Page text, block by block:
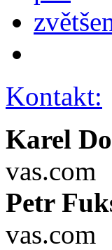
Kontakt:
Karel
vas.com
Petr
vas.com